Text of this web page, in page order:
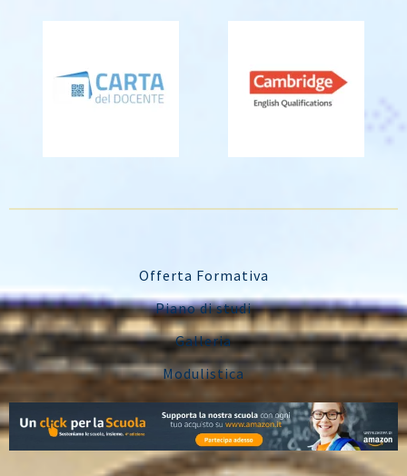
Offerta Formativa
Piano di studi
Galleria
Modulistica